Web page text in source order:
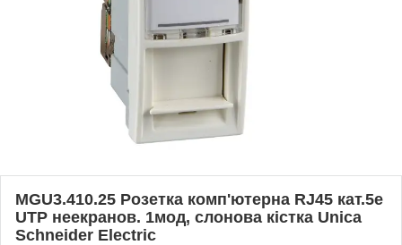
MGU3.410.25 Розетка комп'ютерна RJ45 кат.5e
UTP неекранов. 1мод, слонова кістка Unica
Schneider Electric